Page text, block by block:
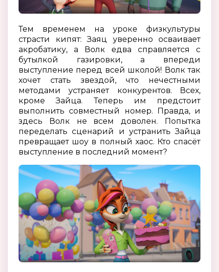
Тем временем на уроке физкультуры
страсти кипят: Заяц уверенно осваивает
акробатику, а Волк едва справляется с
бутылкой газировки, а впереди
выступление перед всей школой! Волк так
хочет стать звездой, что нечестными
методами устраняет конкурентов. Всех,
кроме Зайца. Теперь им предстоит
выполнить совместный номер. Правда, и
здесь Волк не всем доволен. Попытка
переделать сценарий и устранить Зайца
превращает шоу в полный хаос. Кто спасёт
выступление в последний момент?